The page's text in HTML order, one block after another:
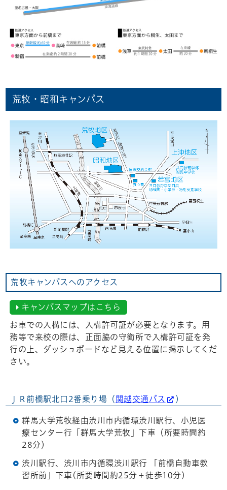
荒牧・昭和キャンパス
荒牧キャンパスへのアクセス
キャンパスマップはこちら
お車での入構には、入構許可証が必要となります。用
務等で来校の際は、正面脇の守衛所で入構許可証を発
行の上、ダッシュボードなど見える位置に掲示してくだ
さい。
ＪＲ前橋駅北口2番乗り場（ 関越交通バス ）
群馬大学荒牧経由渋川市内循環渋川駅行、小児医
療センター行「群馬大学荒牧」下車（所要時間約
28分）
渋川駅行、渋川市内循環渋川駅行 「前橋自動車教
習所前」下車(所要時間約25分＋徒歩10分)